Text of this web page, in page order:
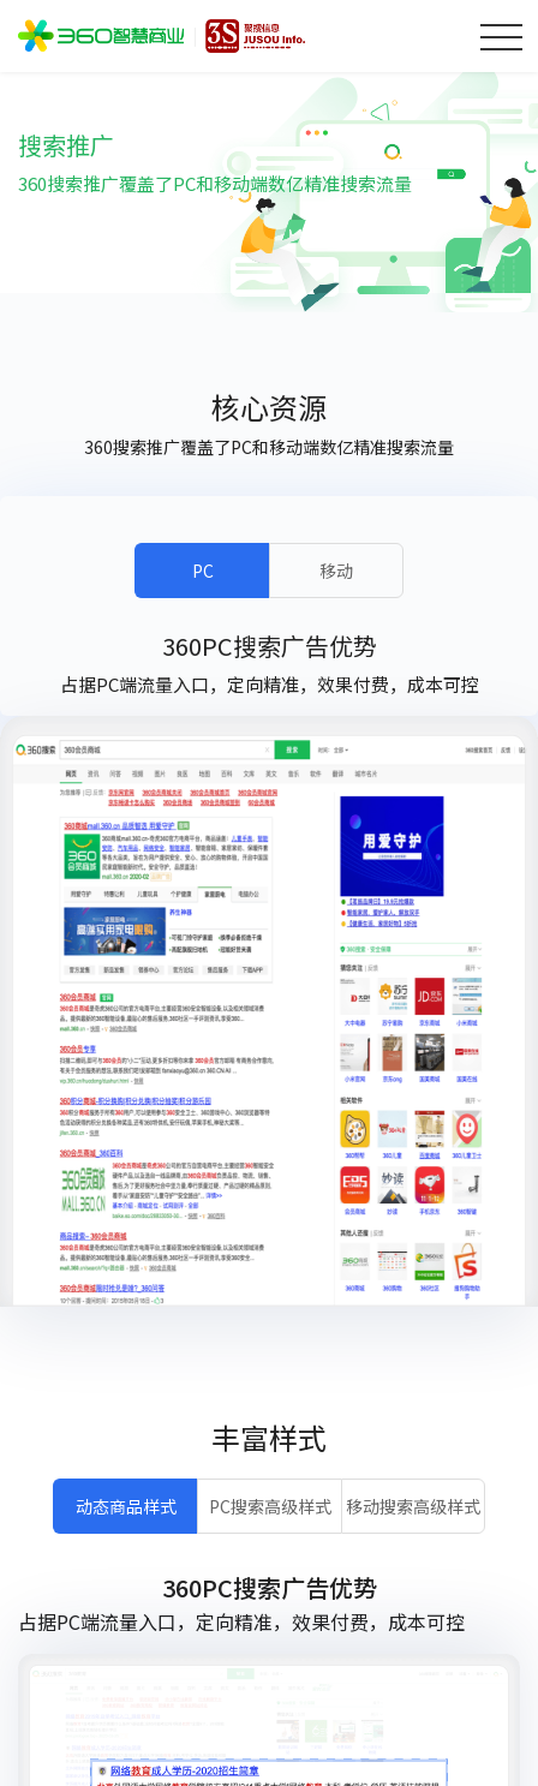
搜索推广
360搜索推广覆盖了PC和移动端数亿精准搜索流量
核心资源
360搜索推广覆盖了PC和移动端数亿精准搜索流量
PC 移动
360PC搜索广告优势
占据PC端流量入口，定向精准，效果付费，成本可控
丰富样式
动态商品样式 PC搜索高级样式 移动搜索高级样式
360PC搜索广告优势
占据PC端流量入口，定向精准，效果付费，成本可控